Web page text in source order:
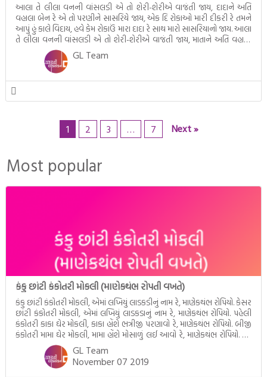
આલા તે લીલા વનની વાંસલડી એ તો શેરી-શેરીએ વાજંતી જાય, દાદાને અતિ
વહાલા બેન રે એ તો પરણીને સાસરિયે જાય, એક દિ રોકાઓ મારી દીકરી રે તમને
આપું હું કાલે વિદાય, હવે કેમ રોકાઉં મારા દાદા રે સાથ મારો સાસરિયાનો જાય. આલા
તે લીલા વનની વાંસલડી એ તો શેરી-શેરીએ વાજંતી જાય, માતાને અતિ વહાલા
GL Team
1 2 3 … 7 Next »
Most popular
કંકુ છાંટી કંકોતરી મોકલી (માણેકથંભ રોપતી વખતે)
કંકુ છાંટી કંકોતરી મોકલી, એમાં લખિયું લાડકડીનું નામ રે, માણેકથંભ રોપિયો. કેસર
છાંટી કંકોતરી મોકલી, એમાં લખિયું લાડકડાનું નામ રે, માણેકથંભ રોપિયો. પહેલી
કંકોતરી કાકા ઘેર મોકલી, કાકા હોંશે ભત્રીજી પરણાવો રે, માણેકથંભ રોપિયો. બીજી
કંકોતરી મામા ઘેર મોકલી, મામા હોંશે મોસાળું લઈ આવો રે, માણેકથંભ રોપિયો. કંકુ
છાંટી કંકોતરી મોકલી, કેસર છાંટી કંકોતરી મોકલી, […]
GL Team
November 07 2019